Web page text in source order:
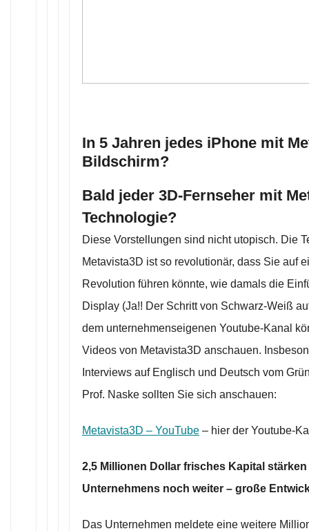
In 5 Jahren jedes iPhone mit
Bildschirm?
Bald jeder 3D-Fernseher mit
Technologie?
Diese Vorstellungen sind nicht utopisch. Die
Metavista3D ist so revolutionär, dass Sie auf
Revolution führen könnte, wie damals die
Display (Ja!! Der Schritt von Schwarz-Weiß
dem unternehmenseigenen Youtube-Kanal
Videos von Metavista3D anschauen.
Interviews auf Englisch und Deutsch vom
Prof. Naske sollten Sie sich anschauen:
Metavista3D – YouTube – hier der Youtube-
2,5 Millionen Dollar frisches Kapital
Unternehmens noch weiter – große
Das Unternehmen meldete eine weitere